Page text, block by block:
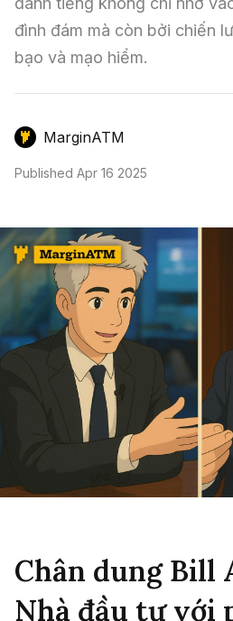
Kinh Nghiệm Đầu Tư
Sàn Giao Dịch
Công Cụ Đầu Tư
Mô Hình Biểu Đồ Giá
Sign in
đình đám mà còn bởi chiến
bạo và mạo hiểm.
MarginATM
Published Apr 16 2025
Chân dung Bill
Nhà đầu tư với